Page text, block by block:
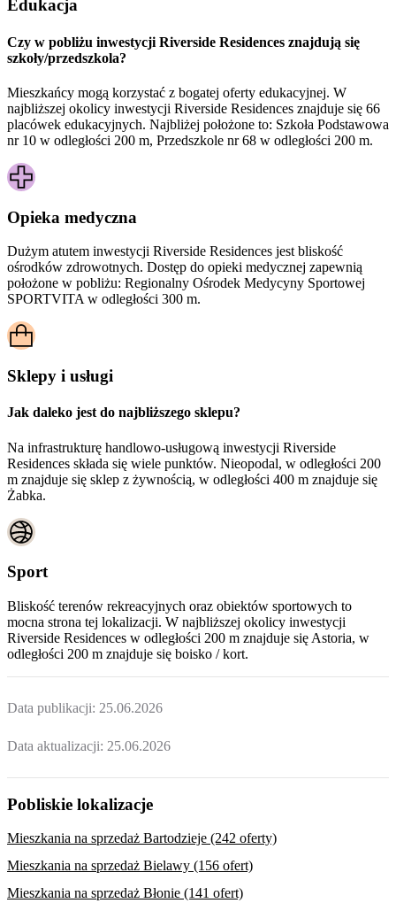
Edukacja
Czy w pobliżu inwestycji Riverside Residences znajdują się
szkoły/przedszkola?
Mieszkańcy mogą korzystać z bogatej oferty edukacyjnej. W
najbliższej okolicy inwestycji Riverside Residences znajduje się 66
placówek edukacyjnych. Najbliżej położone to: Szkoła Podstawowa
nr 10 w odległości 200 m, Przedszkole nr 68 w odległości 200 m.
Opieka medyczna
Dużym atutem inwestycji Riverside Residences jest bliskość
ośrodków zdrowotnych. Dostęp do opieki medycznej zapewnią
położone w pobliżu: Regionalny Ośrodek Medycyny Sportowej
SPORTVITA w odległości 300 m.
Sklepy i usługi
Jak daleko jest do najbliższego sklepu?
Na infrastrukturę handlowo-usługową inwestycji Riverside
Residences składa się wiele punktów. Nieopodal, w odległości 200
m znajduje się sklep z żywnością, w odległości 400 m znajduje się
Żabka.
Sport
Bliskość terenów rekreacyjnych oraz obiektów sportowych to
mocna strona tej lokalizacji. W najbliższej okolicy inwestycji
Riverside Residences w odległości 200 m znajduje się Astoria, w
odległości 200 m znajduje się boisko / kort.
Data publikacji: 25.06.2026
Data aktualizacji: 25.06.2026
Pobliskie lokalizacje
Mieszkania na sprzedaż Bartodzieje (242 oferty)
Mieszkania na sprzedaż Bielawy (156 ofert)
Mieszkania na sprzedaż Błonie (141 ofert)